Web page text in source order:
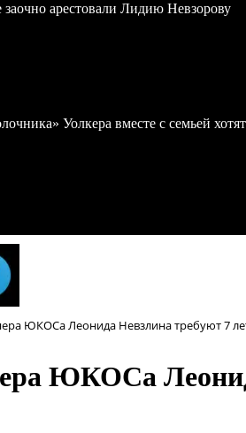
заочно арестовали Лидию Невзорову
Уолкера вместе с семьей
ЮКОСа Леонида Невзлина требуют 7
ЮКОСа